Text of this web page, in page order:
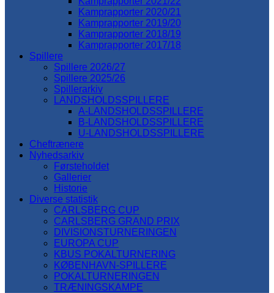
Kamprapporter 2020/21
Kamprapporter 2019/20
Kamprapporter 2018/19
Kamprapporter 2017/18
Spillere
Spillere 2026/27
Spillere 2025/26
Spillerarkiv
LANDSHOLDSSPILLERE
A-LANDSHOLDSSPILLERE
B-LANDSHOLDSSPILLERE
U-LANDSHOLDSSPILLERE
Cheftrænere
Nyhedsarkiv
Førsteholdet
Gallerier
Historie
Diverse statistik
CARLSBERG CUP
CARLSBERG GRAND PRIX
DIVISIONSTURNERINGEN
EUROPA CUP
KBUS POKALTURNERING
KØBENHAVN-SPILLERE
POKALTURNERINGEN
TRÆNINGSKAMPE